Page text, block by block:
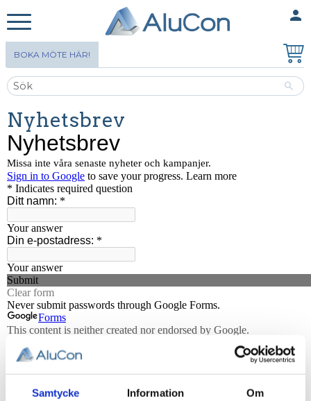
Samtycke Information Om
person
BOKA MÖTE HÄR!
Nyhetsbrev